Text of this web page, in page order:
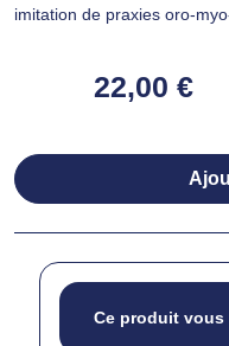
imitation de praxies oro-
22,00 €
Ce produit vous